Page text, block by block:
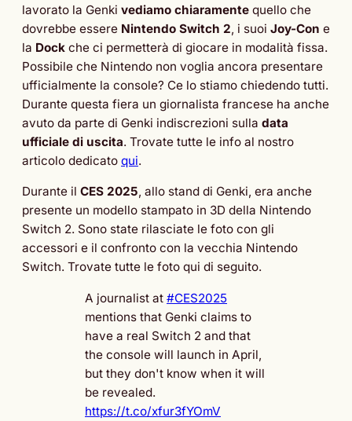
lavorato la Genki vediamo chiaramente quello che
dovrebbe essere Nintendo Switch 2, i suoi Joy-Con e
la Dock che ci permetterà di giocare in modalità fissa.
Possibile che Nintendo non voglia ancora presentare
ufficialmente la console? Ce lo stiamo chiedendo tutti.
Durante questa fiera un giornalista francese ha anche
avuto da parte di Genki indiscrezioni sulla data
ufficiale di uscita. Trovate tutte le info al nostro
articolo dedicato qui.
Durante il CES 2025, allo stand di Genki, era anche
presente un modello stampato in 3D della Nintendo
Switch 2. Sono state rilasciate le foto con gli
accessori e il confronto con la vecchia Nintendo
Switch. Trovate tutte le foto qui di seguito.
A journalist at #CES2025
mentions that Genki claims to
have a real Switch 2 and that
the console will launch in April,
but they don't know when it will
be revealed.
https://t.co/xfur3fYOmV